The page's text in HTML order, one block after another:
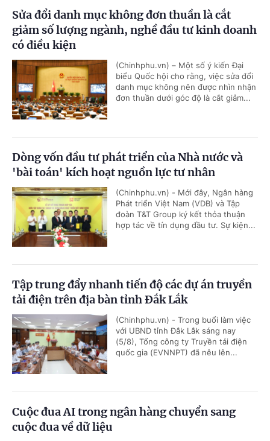
Sửa đổi danh mục không đơn thuần là cắt
giảm số lượng ngành, nghề đầu tư kinh doanh
có điều kiện
(Chinhphu.vn) – Một số ý kiến Đại
biểu Quốc hội cho rằng, việc sửa đổi
danh mục không nên được nhìn nhận
đơn thuần dưới góc độ là cắt giảm...
Dòng vốn đầu tư phát triển của Nhà nước và
'bài toán' kích hoạt nguồn lực tư nhân
(Chinhphu.vn) - Mới đây, Ngân hàng
Phát triển Việt Nam (VDB) và Tập
đoàn T&T Group ký kết thỏa thuận
hợp tác về tín dụng đầu tư. Sự kiện...
Tập trung đẩy nhanh tiến độ các dự án truyền
tải điện trên địa bàn tỉnh Đắk Lắk
(Chinhphu.vn) - Trong buổi làm việc
với UBND tỉnh Đắk Lắk sáng nay
(5/8), Tổng công ty Truyền tải điện
quốc gia (EVNNPT) đã nêu lên...
Cuộc đua AI trong ngân hàng chuyển sang
cuộc đua về dữ liệu